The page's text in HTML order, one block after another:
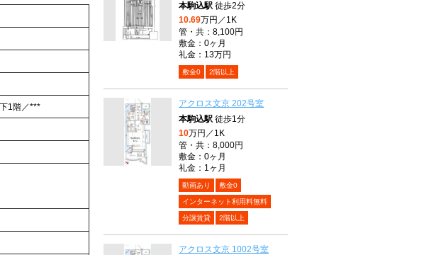
1階／***
本駒込駅 徒歩2分
10.69万円／1K
管・共：8,100円
敷金：0ヶ月
礼金：13万円
敷金0 2階以上
アクロス文京 202号室
本駒込駅 徒歩1分
10万円／1K
管・共：8,000円
敷金：0ヶ月
礼金：1ヶ月
動画あり 敷金0
インターネット利用料無料
分譲賃貸 2階以上
アクロス文京 1002号室